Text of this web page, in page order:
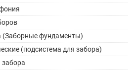
(Заборные фундаменты)
(подсистема для забора)